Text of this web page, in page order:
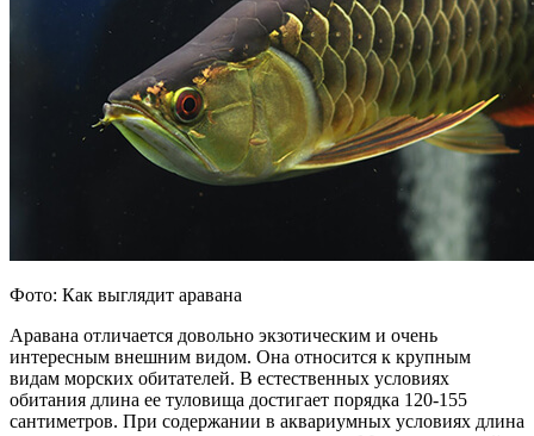
Фото: Как выглядит аравана
Аравана отличается довольно экзотическим и очень
интересным внешним видом. Она относится к крупным
видам морских обитателей. В естественных условиях
обитания длина ее туловища достигает порядка 120-155
сантиметров. При содержании в аквариумных условиях длина